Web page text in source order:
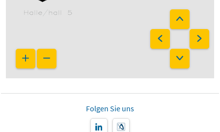
Folgen Sie uns